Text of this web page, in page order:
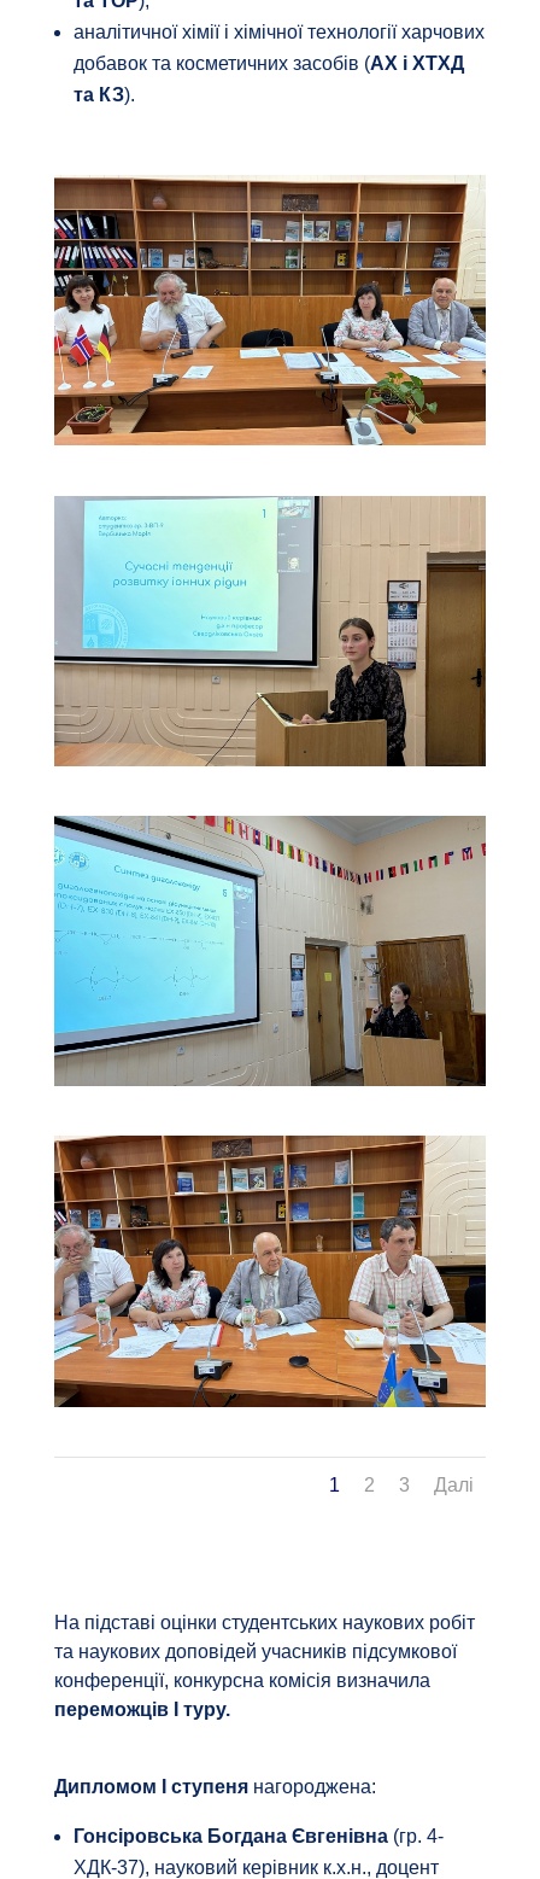
аналітичної хімії і хімічної технології харчових
добавок та косметичних засобів (АХ і ХТХД
та КЗ).
1 2 3 Далі
На підставі оцінки студентських наукових робіт
та наукових доповідей учасників підсумкової
конференції, конкурсна комісія визначила
переможців І туру.
Дипломом І ступенянагороджена:
Гонсіровська Богдана Євгенівна (гр. 4-
ХДК-37), науковий керівник к.х.н., доцент